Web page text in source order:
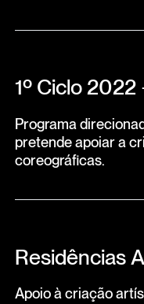
1º Ciclo 2022
Programa
pretende apoiar a
coreográficas.
Residências
Apoio à criação